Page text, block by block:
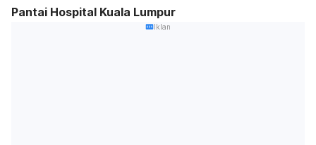
Pantai Hospital Kuala Lumpur
Iklan